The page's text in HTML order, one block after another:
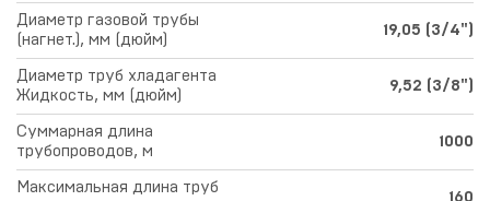
Диаметр газовой трубы
(нагнет.), мм (дюйм)
19,05 (3/4")
Диаметр труб хладагента
Жидкость, мм (дюйм)
9,52 (3/8")
Суммарная длина
трубопроводов, м
1000
Максимальная длина труб
160